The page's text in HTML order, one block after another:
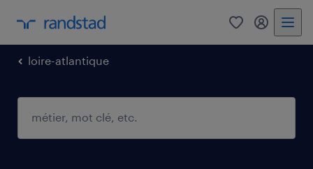
0 mon
loire-atlantique